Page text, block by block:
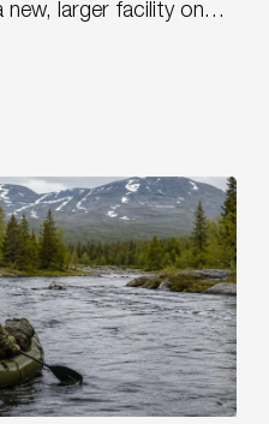
new, larger facility on…